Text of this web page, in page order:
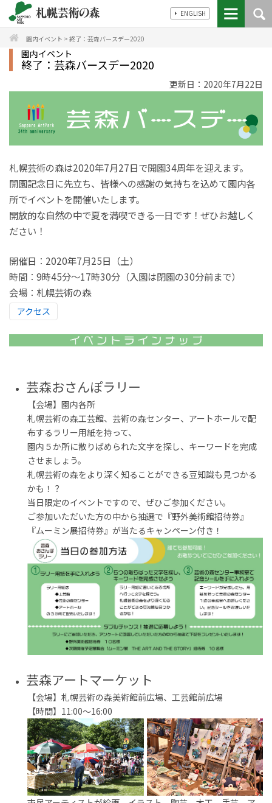
ENGLISH
園内イベント > 終了：芸森バースデー2020
園内イベント
終了：芸森バースデー2020
更新日：2020年7月22日
札幌芸術の森は2020年7月27日で開園34周年を迎えます。
開園記念日に先立ち、皆様への感謝の気持ちを込めて園内各
所でイベントを開催いたします。
開放的な自然の中で夏を満喫できる一日です！ぜひお越しく
ださい！
開催日：2020年7月25日（土）
時間：9時45分～17時30分（入園は閉園の30分前まで）
会場：札幌芸術の森
アクセス
芸森おさんぽラリー
【会場】園内各所
札幌芸術の森工芸館、芸術の森センター、アートホールで配
布するラリー用紙を持って、
園内５か所に散りばめられた文字を探し、キーワードを完成
させましょう。
札幌芸術の森をより深く知ることができる豆知識も見つかる
かも！？
当日限定のイベントですので、ぜひご参加ください。
ご参加いただいた方の中から抽選で『野外美術館招待券』
『ムーミン展招待券』が当たるキャンペーン付き！
芸森アートマーケット
【会場】札幌芸術の森美術館前広場、工芸館前広場
【時間】11:00～16:00